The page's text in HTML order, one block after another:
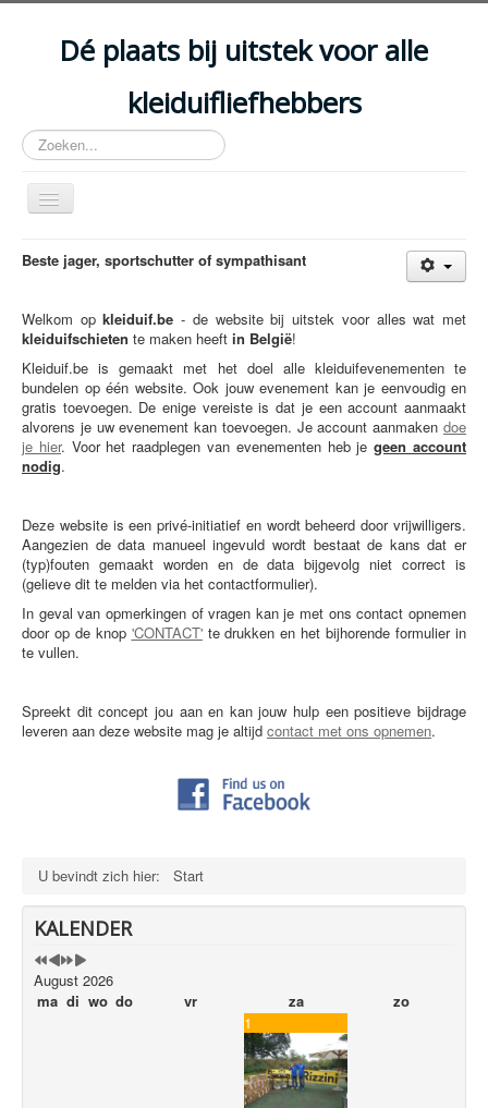
Dé plaats bij uitstek voor alle
kleiduifliefhebbers
Zoeken...
Schakelen
navigatie
HOME
EVENEMENTEN
ACCOMMODATIES
CLUBS
DISCIPLINES
WETGEVING
LINKS
CONTACT
PRIVACYBELEID
SITEMAP
Beste jager, sportschutter of sympathisant
Welkom opkleiduif.be - de website bij uitstek voor alles wat met
kleiduifschieten te maken heeft in België!
Kleiduif.be is gemaakt met het doel alle kleiduifevenementen te
bundelen op één website. Ook jouw evenement kan je eenvoudig en
gratis toevoegen. De enige vereiste is dat je een account aanmaakt
alvorens je uw evenement kan toevoegen. Je account aanmaken doe
je hier. Voor het raadplegen van evenementen heb jegeen account
nodig.
Deze website is een privé-initiatief en wordt beheerd door vrijwilligers.
Aangezien de data manueel ingevuld wordt bestaat de kans dat er
(typ)fouten gemaakt worden en de data bijgevolg niet correct is
(gelieve dit te melden via het contactformulier).
In geval van opmerkingen of vragen kan je met ons contact opnemen
door op de knop 'CONTACT'te drukken en het bijhorende formulier in
te vullen.
Spreekt dit concept jou aan en kan jouw hulp een positieve bijdrage
leveren aan deze website mag je altijd contact met ons opnemen.
U bevindt zich hier: Start
KALENDER
August 2026
ma di wo do vr za
zo
1